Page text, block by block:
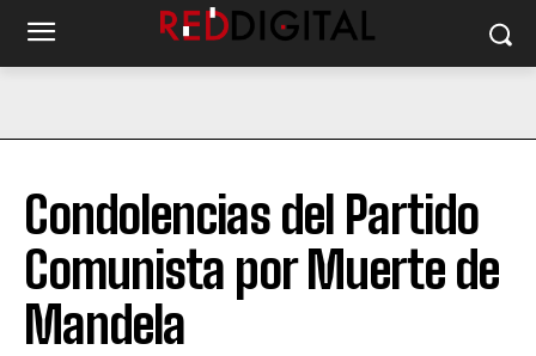
Condolencias del Partido
Comunista por Muerte de
Mandela